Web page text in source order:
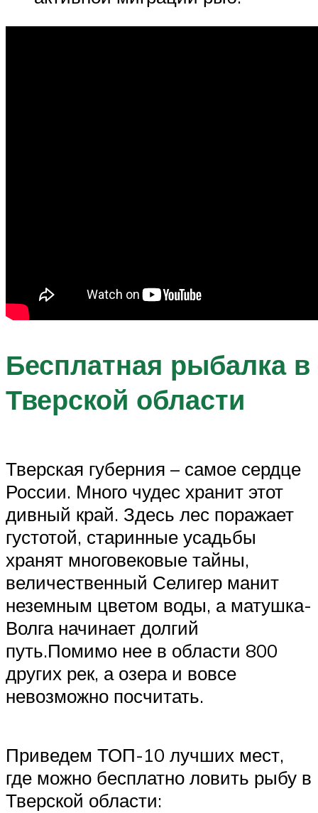
Бесплатная рыбалка в
Тверской области
Тверская губерния – самое сердце
России. Много чудес хранит этот
дивный край. Здесь лес поражает
густотой, старинные усадьбы
хранят многовековые тайны,
величественный Селигер манит
неземным цветом воды, а матушка-
Волга начинает долгий
путь.Помимо нее в области 800
других рек, а озера и вовсе
невозможно посчитать.
Приведем ТОП-10 лучших мест,
где можно бесплатно ловить рыбу в
Тверской области: